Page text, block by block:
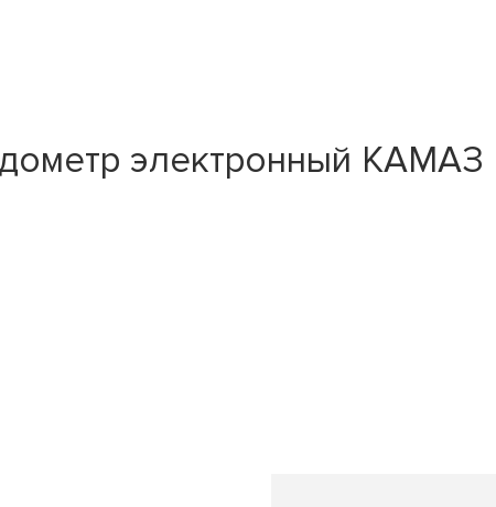
электронный КАМАЗ